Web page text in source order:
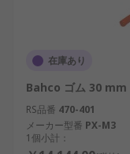
在庫あり
Bahco ゴム 30 mm
RS品番 470-401
メーカー型番 PX-M3
1個小計：